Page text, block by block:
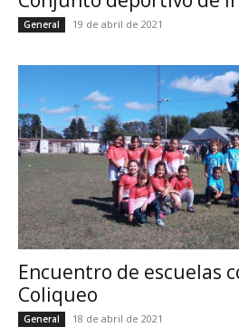
General 19 de abril de 2021
Encuentro de escuelas
Coliqueo
General 18 de abril de 2021